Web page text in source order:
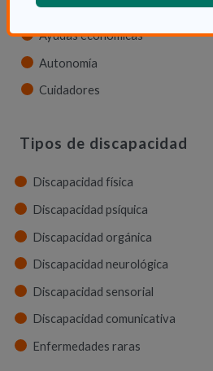
Servicios
Ayudas económicas
Autonomía
Cuidadores
Tipos de discapacidad
Discapacidad física
Discapacidad psíquica
Discapacidad orgánica
Discapacidad neurológica
Discapacidad sensorial
Discapacidad comunicativa
Enfermedades raras